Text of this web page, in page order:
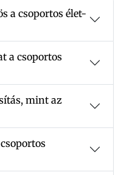
a csoportos élet-
a csoportos
mint az